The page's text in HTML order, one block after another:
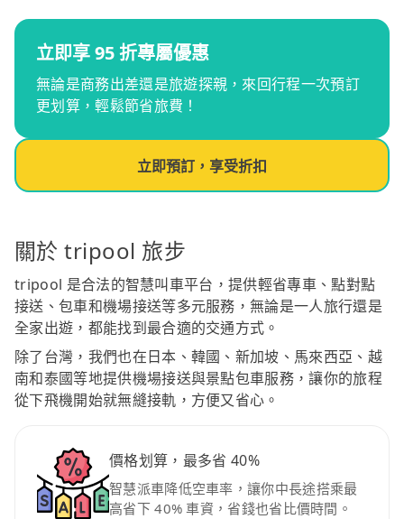
立即享 95 折專屬優惠
無論是商務出差還是旅遊探親，來回行程一次預訂
更划算，輕鬆節省旅費！
立即預訂，享受折扣
關於 tripool 旅步
tripool 是合法的智慧叫車平台，提供輕省專車、點對點
接送、包車和機場接送等多元服務，無論是一人旅行還是
全家出遊，都能找到最合適的交通方式。
除了台灣，我們也在日本、韓國、新加坡、馬來西亞、越
南和泰國等地提供機場接送與景點包車服務，讓你的旅程
從下飛機開始就無縫接軌，方便又省心。
價格划算，最多省 40%
智慧派車降低空車率，讓你中長途搭乘最
高省下 40% 車資，省錢也省比價時間。